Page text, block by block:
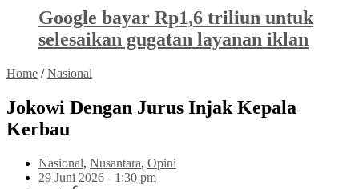
Google bayar Rp1,6 triliun untuk
selesaikan gugatan layanan iklan
Home /Nasional
Jokowi Dengan Jurus Injak Kepala
Kerbau
Nasional, Nusantara, Opini
29 Juni 2026 - 1:30 pm